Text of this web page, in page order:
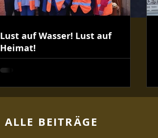
Lust auf Wasser! Lust auf
Heimat!
ALLE BEITRÄGE